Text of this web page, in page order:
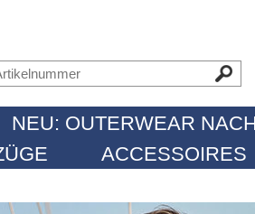
NEU: OUTERWEAR NACH
ACCESSOIRES